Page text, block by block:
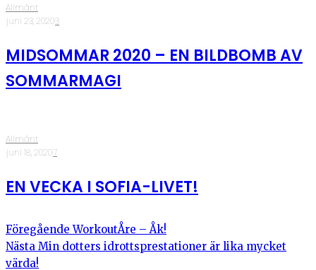
Allmänt
·juni 23, 2020·3
MIDSOMMAR 2020 – EN BILDBOMB AV
SOMMARMAGI
Allmänt
·juni 18, 2020·7
EN VECKA I SOFIA-LIVET!
Föregående WorkoutÅre – Åk!
Nästa Min dotters idrottsprestationer är lika mycket
värda!